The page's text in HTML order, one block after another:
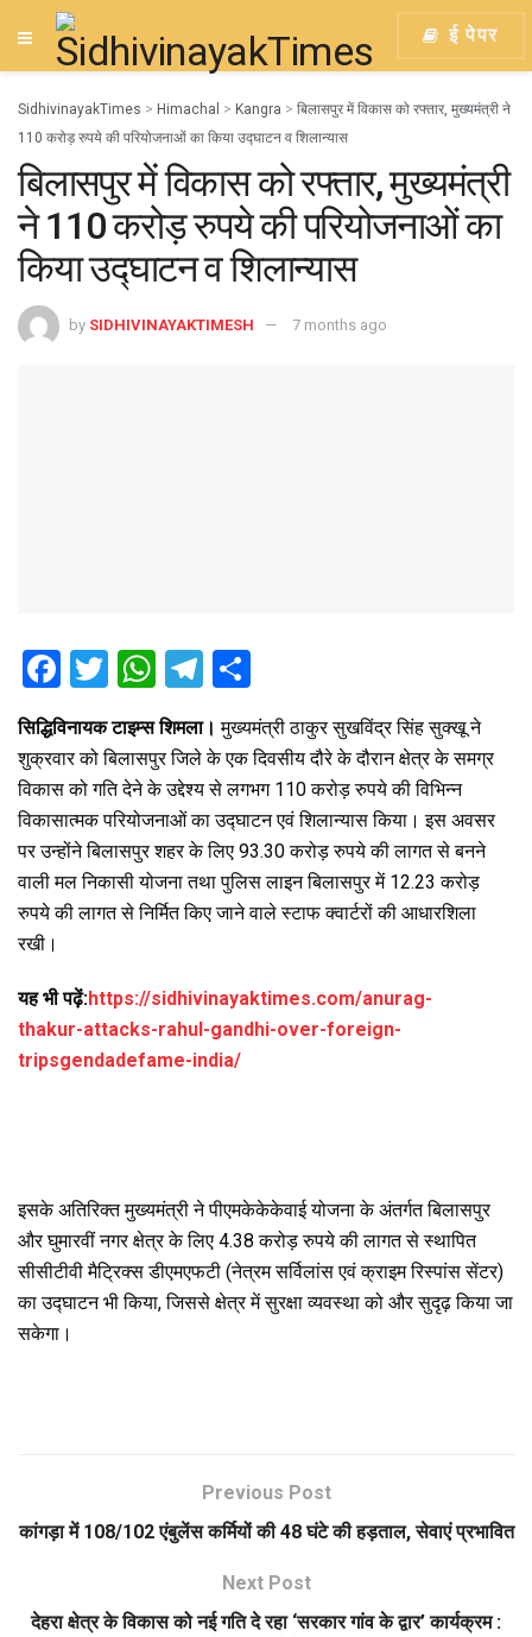
ई पेपर
SidhivinayakTimes > Himachal > Kangra > बिलासपुर में विकास को रफ्तार, मुख्यमंत्री ने
110 करोड़ रुपये की परियोजनाओं का किया उद्घाटन व शिलान्यास
बिलासपुर में विकास को रफ्तार, मुख्यमंत्री
ने 110 करोड़ रुपये की परियोजनाओं का
किया उद्घाटन व शिलान्यास
by SIDHIVINAYAKTIMESH 7 months ago
F
a
ce
b
o
o
k
T
tt
er
W
h
at
s
A
p
p
T
e
gr
a
m
h
ar
e
सिद्धिविनायक टाइम्स शिमला।मुख्यमंत्री ठाकुर सुखविंद्र सिंह सुक्खू ने
शुक्रवार को बिलासपुर जिले के एक दिवसीय दौरे के दौरान क्षेत्र के समग्र
विकास को गति देने के उद्देश्य से लगभग 110 करोड़ रुपये की विभिन्न
विकासात्मक परियोजनाओं का उद्घाटन एवं शिलान्यास किया। इस अवसर
पर उन्होंने बिलासपुर शहर के लिए 93.30 करोड़ रुपये की लागत से बनने
वाली मल निकासी योजना तथा पुलिस लाइन बिलासपुर में 12.23 करोड़
रुपये की लागत से निर्मित किए जाने वाले स्टाफ क्वार्टरों की आधारशिला
रखी।
यह भी पढ़ें:https://sidhivinayaktimes.com/anurag-
thakur-attacks-rahul-gandhi-over-foreign-
tripsgendadefame-india/
इसके अतिरिक्त मुख्यमंत्री ने पीएमकेकेकेवाई योजना के अंतर्गत बिलासपुर
और घुमारवीं नगर क्षेत्र के लिए 4.38 करोड़ रुपये की लागत से स्थापित
सीसीटीवी मैट्रिक्स डीएमएफटी (नेत्रम सर्विलांस एवं क्राइम रिस्पांस सेंटर)
का उद्घाटन भी किया, जिससे क्षेत्र में सुरक्षा व्यवस्था को और सुदृढ़ किया जा
सकेगा।
Previous Post
कांगड़ा में 108/102 एंबुलेंस कर्मियों की 48 घंटे की हड़ताल, सेवाएं प्रभावित
Next Post
देहरा क्षेत्र के विकास को नई गति दे रहा ‘सरकार गांव के द्वार’ कार्यक्रम :